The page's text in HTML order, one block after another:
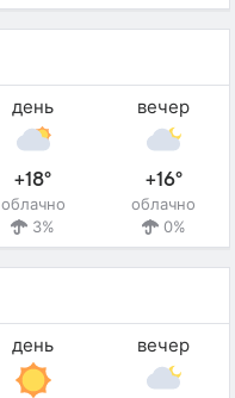
день
+18°
облачно
3%
вечер
+16°
облачно
0%
день вечер